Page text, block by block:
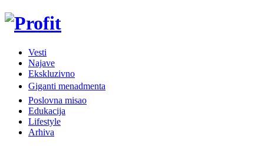
Vesti
Najave
Ekskluzivno
Giganti menadmenta
Poslovna misao
Edukacija
Lifestyle
Arhiva